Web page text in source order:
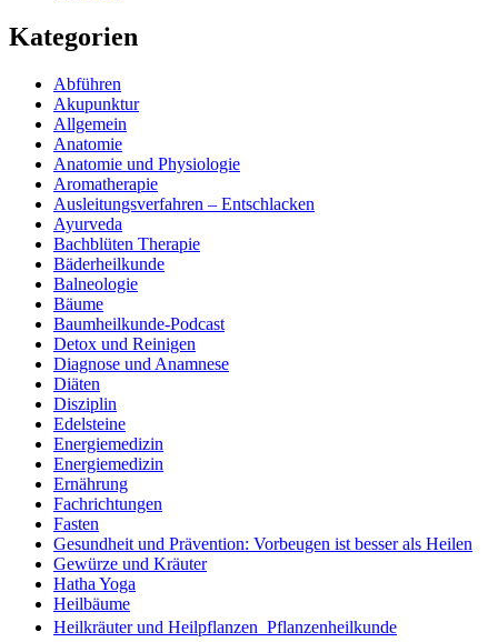
Kategorien
Abführen
Akupunktur
Allgemein
Anatomie
Anatomie und Physiologie
Aromatherapie
Ausleitungsverfahren – Entschlacken
Ayurveda
Bachblüten Therapie
Bäderheilkunde
Balneologie
Bäume
Baumheilkunde-Podcast
Detox und Reinigen
Diagnose und Anamnese
Diäten
Disziplin
Edelsteine
Energiemedizin
Energiemedizin
Ernährung
Fachrichtungen
Fasten
Gesundheit und Prävention: Vorbeugen ist besser als Heilen
Gewürze und Kräuter
Hatha Yoga
Heilbäume
Heilkräuter und Heilpflanzen  Pflanzenheilkunde